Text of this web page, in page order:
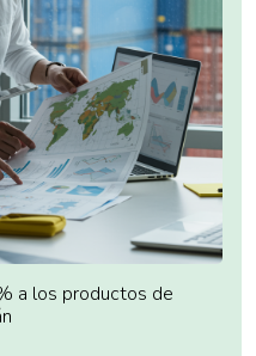
a los productos de